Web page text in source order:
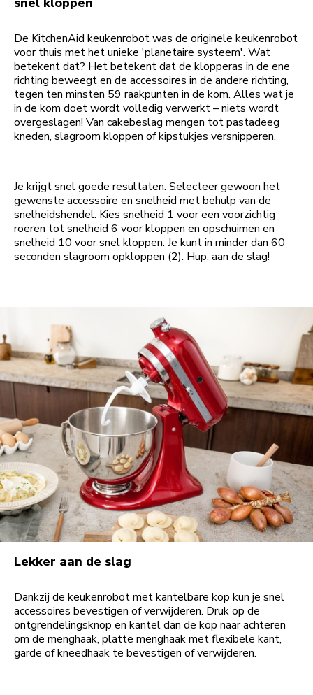
De KitchenAid keukenrobot was de originele keukenrobot
voor thuis met het unieke 'planetaire systeem'. Wat
betekent dat? Het betekent dat de klopperas in de ene
richting beweegt en de accessoires in de andere richting,
tegen ten minsten 59 raakpunten in de kom. Alles wat je
in de kom doet wordt volledig verwerkt – niets wordt
overgeslagen! Van cakebeslag mengen tot pastadeeg
kneden, slagroom kloppen of kipstukjes versnipperen.
Je krijgt snel goede resultaten. Selecteer gewoon het
gewenste accessoire en snelheid met behulp van de
snelheidshendel. Kies snelheid 1 voor een voorzichtig
roeren tot snelheid 6 voor kloppen en opschuimen en
snelheid 10 voor snel kloppen. Je kunt in minder dan 60
seconden slagroom opkloppen (2). Hup, aan de slag!
Lekker aan de slag
Dankzij de keukenrobot met kantelbare kop kun je snel
accessoires bevestigen of verwijderen. Druk op de
ontgrendelingsknop en kantel dan de kop naar achteren
om de menghaak, platte menghaak met flexibele kant,
garde of kneedhaak te bevestigen of verwijderen.